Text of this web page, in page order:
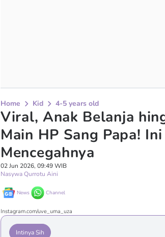
Home Kid 4-5 years old
Viral, Anak Belanja
Main HP Sang Papa! Ini
Mencegahnya
02 Jun 2026, 09:49 WIB
Nasywa Qurrotu Aini
News Channel
Instagram.com/uve_uma_uza
Intinya Sih